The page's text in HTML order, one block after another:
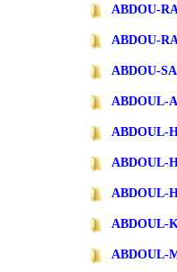
ABDOU-
ABDOU-
ABDOU-
ABDOUL-
ABDOUL-
ABDOUL-
ABDOUL-
ABDOUL-
ABDOUL-